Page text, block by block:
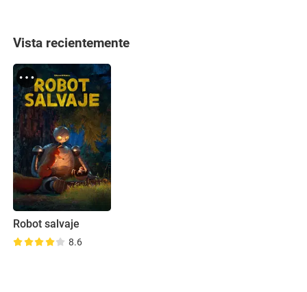
Vista recientemente
Robot salvaje
8.6